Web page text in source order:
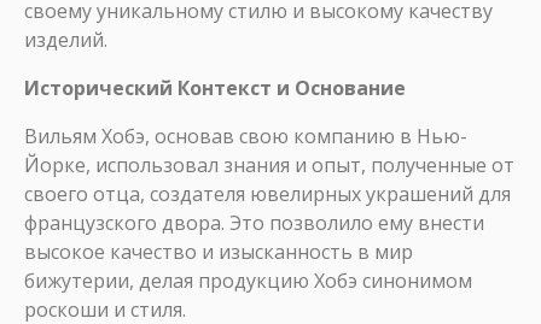
своему уникальному стилю и высокому качеству
изделий.
Исторический Контекст и Основание
Вильям Хобэ, основав свою компанию в Нью-
Йорке, использовал знания и опыт, полученные от
своего отца, создателя ювелирных украшений для
французского двора. Это позволило ему внести
высокое качество и изысканность в мир
бижутерии, делая продукцию Хобэ синонимом
роскоши и стиля.